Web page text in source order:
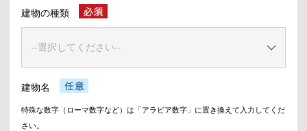
建物の種類
建物名
特殊な数字（ローマ数字など）は「アラビア数字」に置き換えて入力してくだ
さい。